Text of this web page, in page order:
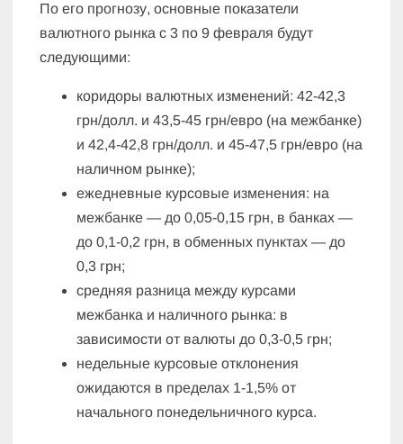
По его прогнозу, основные показатели
валютного рынка с 3 по 9 февраля будут
следующими:
коридоры валютных изменений: 42-42,3
грн/долл. и 43,5-45 грн/евро (на межбанке)
и 42,4-42,8 грн/долл. и 45-47,5 грн/евро (на
наличном рынке);
ежедневные курсовые изменения: на
межбанке — до 0,05-0,15 грн, в банках —
до 0,1-0,2 грн, в обменных пунктах — до
0,3 грн;
средняя разница между курсами
межбанка и наличного рынка: в
зависимости от валюты до 0,3-0,5 грн;
недельные курсовые отклонения
ожидаются в пределах 1-1,5% от
начального понедельничного курса.